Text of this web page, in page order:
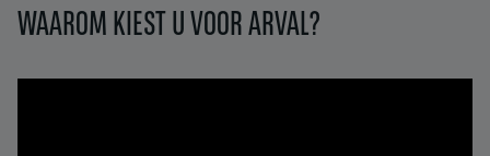
WAAROM KIEST U VOOR ARVAL?